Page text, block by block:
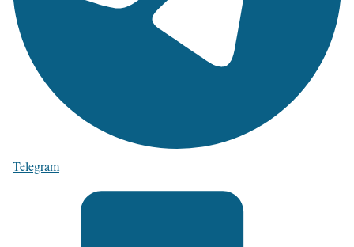
Telegram